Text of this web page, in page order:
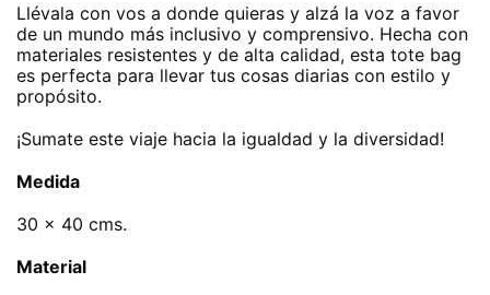
Llévala con vos a donde quieras y alzá la voz a favor
de un mundo más inclusivo y comprensivo. Hecha con
materiales resistentes y de alta calidad, esta tote bag
es perfecta para llevar tus cosas diarias con estilo y
propósito.
¡Sumate este viaje hacia la igualdad y la diversidad!
Medida
30 x 40 cms.
Material